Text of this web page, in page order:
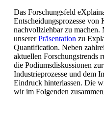
Das Forschungsfeld
Entscheidungsprozesse
nachvollziehbar zu
unsererPräsentation zu
Quantification. Neben
aktuellen Forschungstrends
die Podiumsdiskussionen
Industrieprozesse und dem
Eindruck hinterlassen. Die
wir im Folgenden